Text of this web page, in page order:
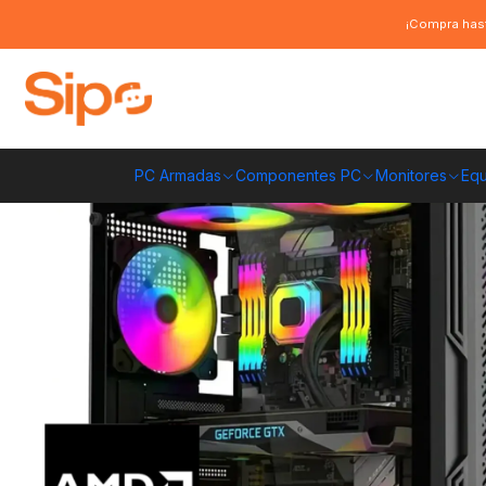
PC Armadas Componentes PC Monitores
¡Compra
PC Gamer Titan 7: Ryzen 7 8700G,